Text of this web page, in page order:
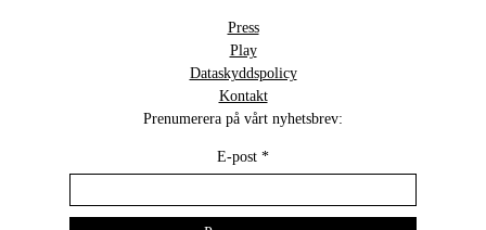
Press
Play
Dataskyddspolicy
Kontakt
Prenumerera på vårt nyhetsbrev:
E-post *